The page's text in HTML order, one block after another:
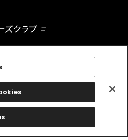
ズクラブ
facebookinstagramtwitter